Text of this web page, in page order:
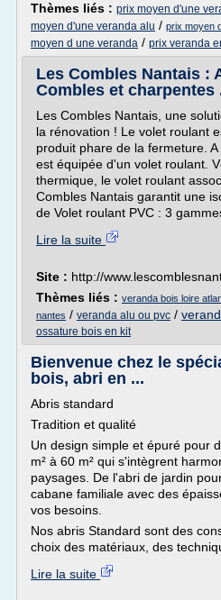
Thèmes liés : prix moyen d'une
moyen d'une veranda alu / prix moyen
moyen d une veranda / prix veranda
Les Combles Nantais :
Combles et charpentes
Les Combles Nantais, une
la rénovation ! Le volet roulant
produit phare de la fermeture.
est équipée d'un volet roulant.
thermique, le volet roulant
Combles Nantais garantit une
de Volet roulant PVC : 3
Lire la suite
Site : http://
Thèmes liés : veranda bois loire
nantes / veranda alu ou pvc /
ossature bois en kit
Bienvenue chez le
bois, abri en ...
Abris standard
Tradition et qualité
Un design simple et épuré pour
m² à 60 m² qui s'intègrent
paysages. De l'abri de jardin
cabane familiale avec des
vos besoins.
Nos abris Standard sont des
choix des matériaux, des
Lire la suite